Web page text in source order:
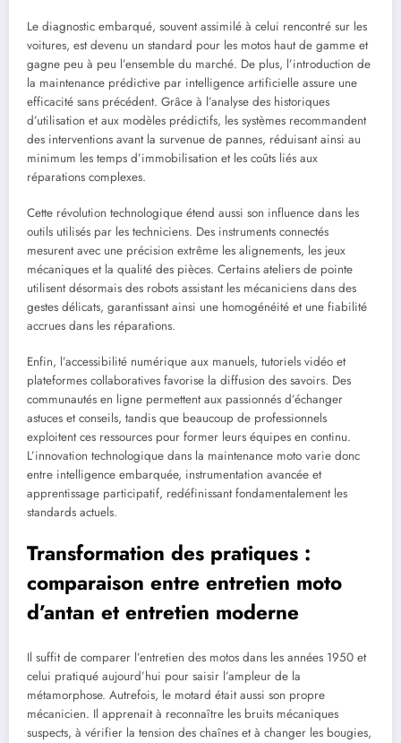
Le diagnostic embarqué, souvent assimilé à celui rencontré sur les
voitures, est devenu un standard pour les motos haut de gamme et
gagne peu à peu l’ensemble du marché. De plus, l’introduction de
la maintenance prédictive par intelligence artificielle assure une
efficacité sans précédent. Grâce à l’analyse des historiques
d’utilisation et aux modèles prédictifs, les systèmes recommandent
des interventions avant la survenue de pannes, réduisant ainsi au
minimum les temps d’immobilisation et les coûts liés aux
réparations complexes.
Cette révolution technologique étend aussi son influence dans les
outils utilisés par les techniciens. Des instruments connectés
mesurent avec une précision extrême les alignements, les jeux
mécaniques et la qualité des pièces. Certains ateliers de pointe
utilisent désormais des robots assistant les mécaniciens dans des
gestes délicats, garantissant ainsi une homogénéité et une fiabilité
accrues dans les réparations.
Enfin, l’accessibilité numérique aux manuels, tutoriels vidéo et
plateformes collaboratives favorise la diffusion des savoirs. Des
communautés en ligne permettent aux passionnés d’échanger
astuces et conseils, tandis que beaucoup de professionnels
exploitent ces ressources pour former leurs équipes en continu.
L’innovation technologique dans la maintenance moto varie donc
entre intelligence embarquée, instrumentation avancée et
apprentissage participatif, redéfinissant fondamentalement les
standards actuels.
Transformation des pratiques :
comparaison entre entretien moto
d’antan et entretien moderne
Il suffit de comparer l’entretien des motos dans les années 1950 et
celui pratiqué aujourd’hui pour saisir l’ampleur de la
métamorphose. Autrefois, le motard était aussi son propre
mécanicien. Il apprenait à reconnaître les bruits mécaniques
suspects, à vérifier la tension des chaînes et à changer les bougies,